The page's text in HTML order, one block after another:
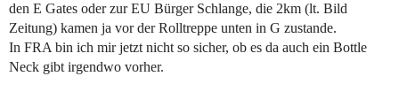
den E Gates oder zur EU Bürger Schlange, die 2km (lt. Bild
Zeitung) kamen ja vor der Rolltreppe unten in G zustande.
In FRA bin ich mir jetzt nicht so sicher, ob es da auch ein Bottle
Neck gibt irgendwo vorher.